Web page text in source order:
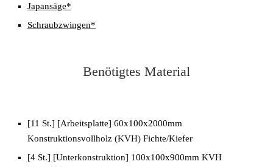
Japansäge*
Schraubzwingen*
Benötigtes Material
[11 St.] [Arbeitsplatte] 60x100x2000mm
Konstruktionsvollholz (KVH) Fichte/Kiefer
[4 St.] [Unterkonstruktion] 100x100x900mm KVH